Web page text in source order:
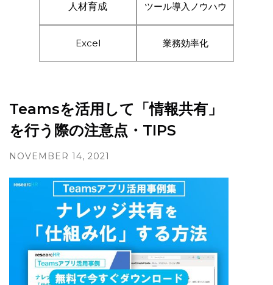
人材育成 ツール導入ノウハウ
Excel 業務効率化
Teamsを活用して「情報共有」
を行う際の注意点・TIPS
NOVEMBER 14, 2021